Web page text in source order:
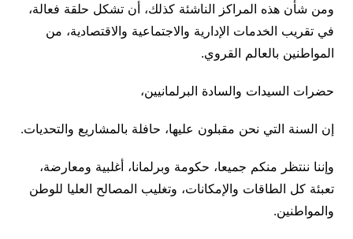
ومن شأن هذه المراكز الناشئة كذلك، أن تشكل حلقة فعالة،
في تقريب الخدمات الإدارية والاجتماعية والاقتصادية، من
المواطنين بالعالم القروي.
حضرات السيدات والسادة البرلمانيين،
إن السنة التي نحن مقبلون عليها، حافلة بالمشاريع والتحديات.
وإننا ننتظر منكم جميعا، حكومة وبرلمانا، أغلبية ومعارضة،
تعبئة كل الطاقات والإمكانات، وتغليب المصالح العليا للوطن
والمواطنين.